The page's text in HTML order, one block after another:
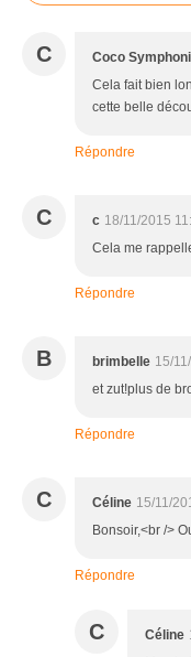
C Coco
Cela fait bien
cette belle
Répondre
C c 18/11/2015
Cela me
Répondre
B brimbelle 15/
et zut!plus de
Répondre
C Céline 15/11/
Bonsoir,<br />
Répondre
C Céline